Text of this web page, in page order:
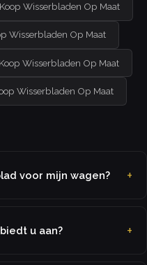
Wisserbladen Op Maat
Wisserbladen Op Maat
Wisserbladen Op Maat
Wisserbladen Op Maat
voor mijn wagen?
u aan?